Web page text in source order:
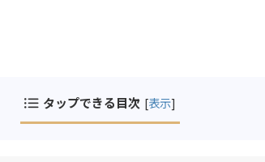
タップできる目次 [表示]